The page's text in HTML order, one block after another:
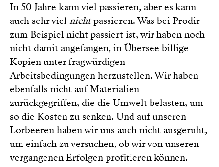
In 50 Jahre kann viel passieren, aber es kann
auch sehr viel nichtpassieren. Was bei Prodir
zum Beispiel nicht passiert ist, wir haben noch
nicht damit angefangen, in Übersee billige
Kopien unter fragwürdigen
Arbeitsbedingungen herzustellen. Wir haben
ebenfalls nicht auf Materialien
zurückgegriffen, die die Umwelt belasten, um
so die Kosten zu senken. Und auf unseren
Lorbeeren haben wir uns auch nicht ausgeruht,
um einfach zu versuchen, ob wir von unseren
vergangenen Erfolgen profitieren können.